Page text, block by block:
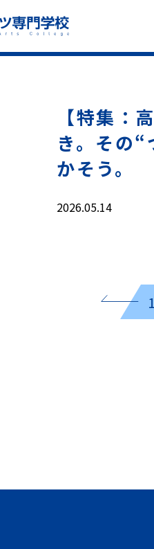
【特集：
き。その
かそう。
2026.05.14